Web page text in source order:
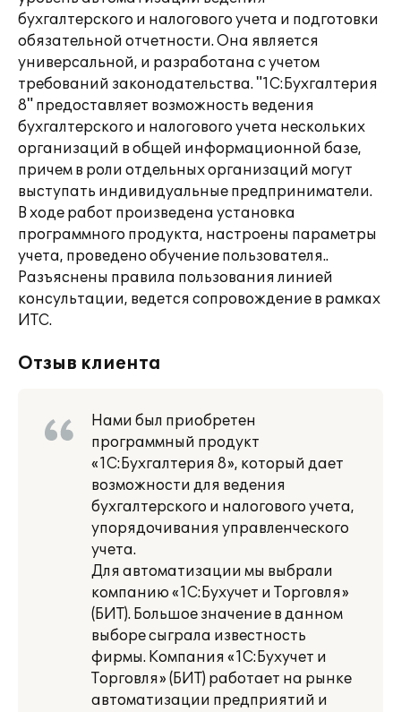
бухгалтерского и налогового учета и подготовки
обязательной отчетности. Она является
универсальной, и разработана с учетом
требований законодательства. "1С:Бухгалтерия
8" предоставляет возможность ведения
бухгалтерского и налогового учета нескольких
организаций в общей информационной базе,
причем в роли отдельных организаций могут
выступать индивидуальные предприниматели.
В ходе работ произведена установка
программного продукта, настроены параметры
учета, проведено обучение пользователя..
Разъяснены правила пользования линией
консультации, ведется сопровождение в рамках
ИТС.
Отзыв клиента
Нами был приобретен
программный продукт
«1С:Бухгалтерия 8», который дает
возможности для ведения
бухгалтерского и налогового учета,
упорядочивания управленческого
учета.
Для автоматизации мы выбрали
компанию «1С:Бухучет и Торговля»
(БИТ). Большое значение в данном
выборе сыграла известность
фирмы. Компания «1С:Бухучет и
Торговля» (БИТ) работает на рынке
автоматизации предприятий и